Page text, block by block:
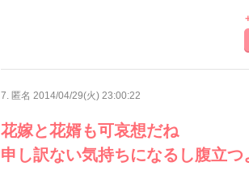
7. 匿名 2014/04/29(火) 23:00:22
花嫁と花婿も可哀想だね
申し訳ない気持ちになるし腹立つ